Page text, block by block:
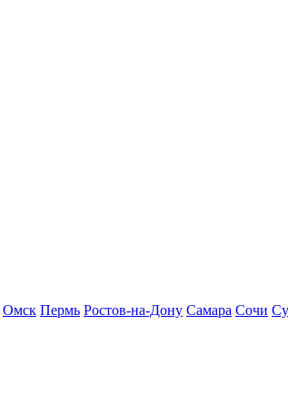
Омск Пермь Ростов-на-Дону Самара Сочи